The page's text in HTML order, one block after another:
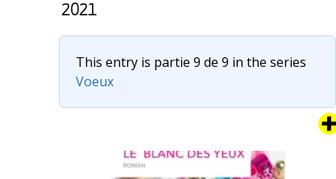
2021
This entry is partie 9 de 9 in the series
Voeux
C’est l’heure de la carte de voeux 2021. Je crois que l’année
vous porter la poisse, je vous propose de faire vos
propres voeux pour 2021. Je fais pareil. Du coup, merci